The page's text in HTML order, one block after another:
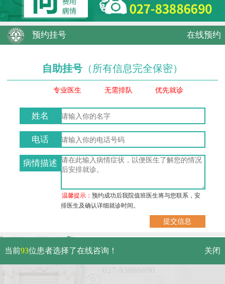
预约挂号 在线预约
自助挂号 （所有信息完全保密）
专业医生 无需排队 优先就诊
姓名
电话
病情描述
温馨提示：预约成功后我院值班医生将与您联系，安
排医生及确认详细就诊时间。
武汉市硚口区解放大道479号
免费电话：
当前93位患者选择了在线咨询！ 关闭